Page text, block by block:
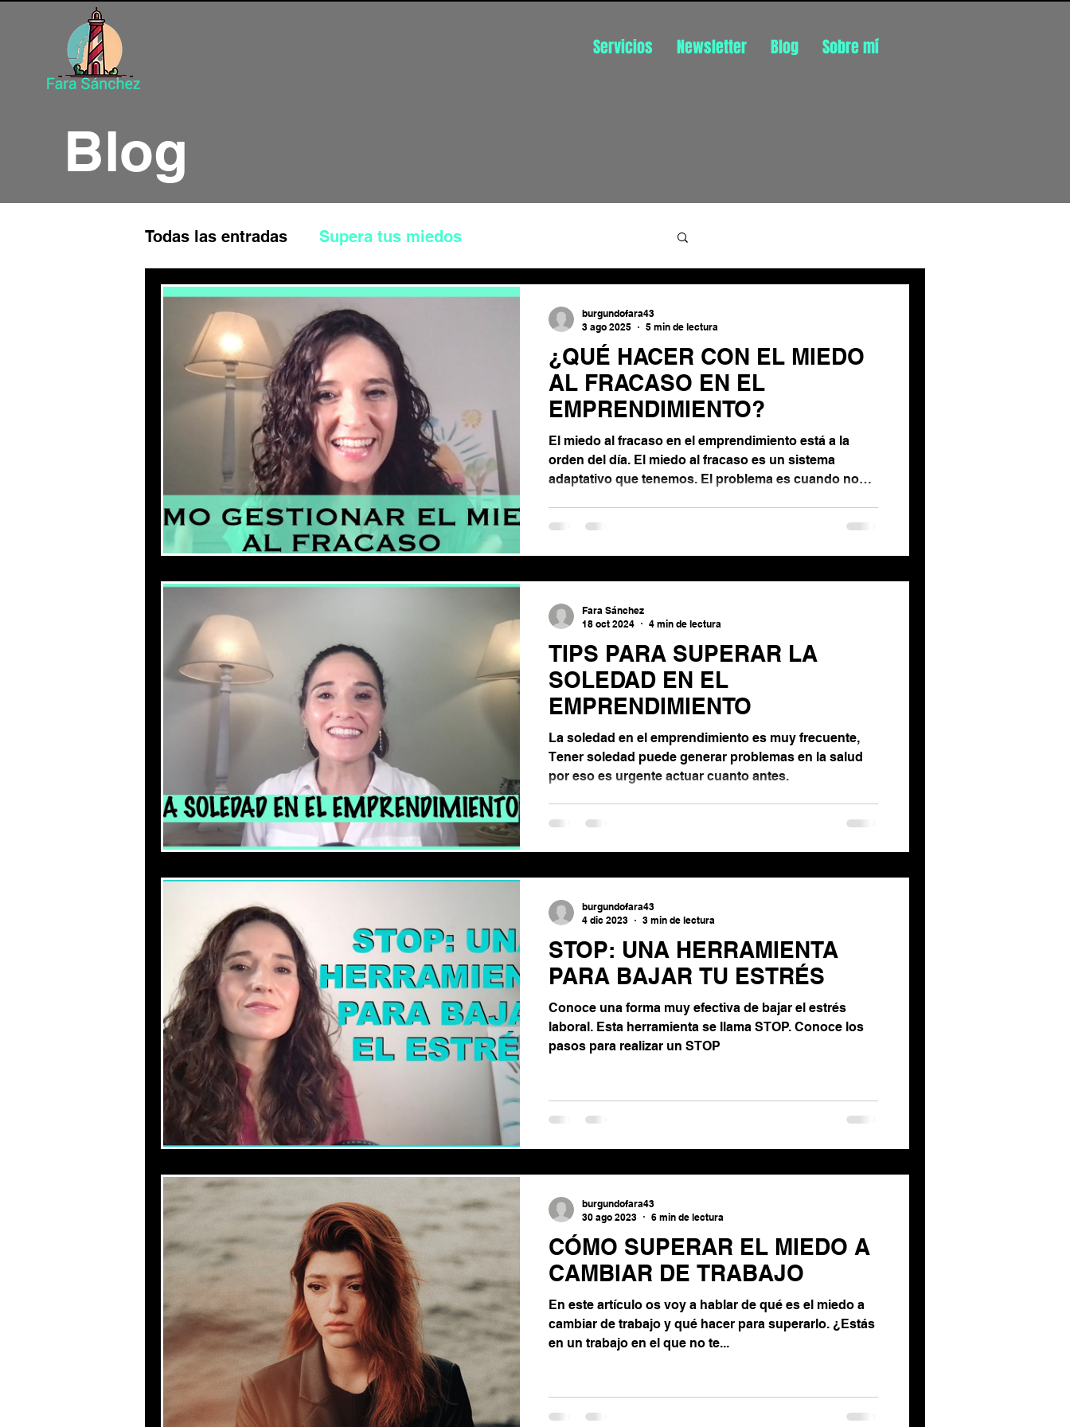
Servicios Newsletter Blog Sobre mí
Blog
Todas las entradas Supera tus miedos
Programación Neurolingüística Disfruta de tu trabajo
Productividad Gestión de las emociones
Mejora tu autoestima Gestión de estrés
Gestion de estrés autónomo
¿QUÉ HACER CON EL MIEDO
AL FRACASO EN EL
EMPRENDIMIENTO?
El miedo al fracaso en el emprendimiento está a la
orden del día. El miedo al fracaso es un sistema
adaptativo que tenemos. El problema es cuando nos
y tercero crea un plan de accíon.
burgundofara43
3 ago 2025
5 min de lectura
TIPS PARA SUPERAR LA
SOLEDAD EN EL
EMPRENDIMIENTO
La soledad en el emprendimiento es muy frecuente,
Tener soledad puede generar problemas en la salud
por eso es urgente actuar cuanto antes.
Fara Sánchez
18 oct 2024
4 min de lectura
STOP: UNA HERRAMIENTA
PARA BAJAR TU ESTRÉS
Conoce una forma muy efectiva de bajar el estrés
laboral. Esta herramienta se llama STOP. Conoce los
pasos para realizar un STOP
burgundofara43
4 dic 2023
3 min de lectura
CÓMO SUPERAR EL MIEDO A
CAMBIAR DE TRABAJO
En este artículo os voy a hablar de qué es el miedo a
cambiar de trabajo y qué hacer para superarlo. ¿Estás
en un trabajo en el que no te...
burgundofara43
30 ago 2023
6 min de lectura